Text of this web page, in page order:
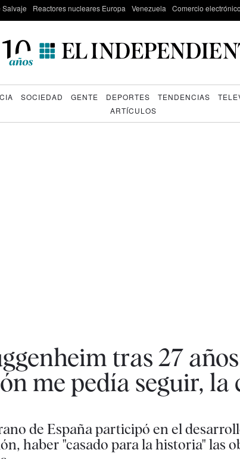
Salvaje Reactores nucleares Europa Venezuela Comercio electrónico
SOCIEDAD GENTE DEPORTES TENDENCIAS
ARTÍCULOS
tras 27
me pedía seguir, la
de España participó en el
haber "casado para la historia" las